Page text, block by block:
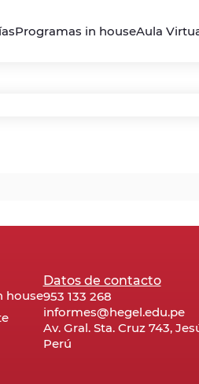
Programas in houseAula
house
Datos de contacto
953 133 268
informes@hegel.edu.pe
Av. Gral. Sta. Cruz 743,
Perú